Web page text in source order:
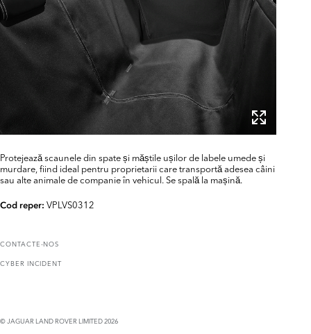
Protejează scaunele din spate și măștile ușilor de labele umede și
murdare, fiind ideal pentru proprietarii care transportă adesea câini
sau alte animale de companie în vehicul. Se spală la mașină.
Cod reper: VPLVS0312
CONTACTE-NOS
CYBER INCIDENT
© JAGUAR LAND ROVER LIMITED 2026